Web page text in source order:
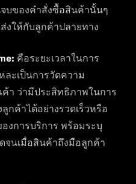
บของคำสั่งซื้อสินค้านั้นๆ
งให้กับลูกค้าปลายทาง
คือระยะเวลาในการ
ะเป็นการวัดความ
า ว่ามีประสิทธิภาพในการ
กค้าได้อย่างรวดเร็วหรือ
งการบริการ พร้อมระบุ
จนเมื่อสินค้าถึงมือลูกค้า